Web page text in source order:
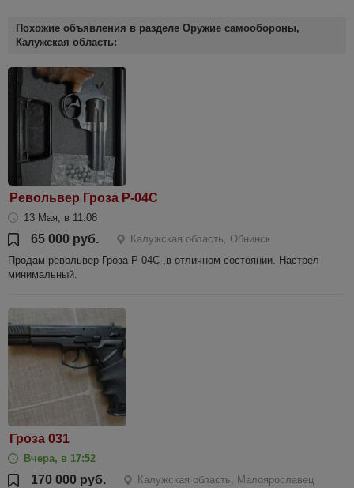
Похожие объявления в разделе Оружие самообороны,
Калужская область:
Револьвер Гроза Р-04С
13 Мая, в 11:08
65 000 руб.
Калужская область, Обнинск
Продам револьвер Гроза Р-04С ,в отличном состоянии. Настрел
минимальный.
Гроза 031
Вчера, в 17:52
170 000 руб. Калужская область, Малоярославец